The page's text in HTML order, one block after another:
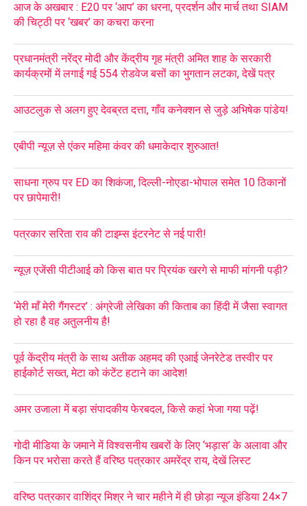
आज के अखबार : E20 पर ‘आप’ का धरना, प्रदर्शन और मार्च तथा SIAM
की चिट्ठी पर ‘खबर’ का कचरा करना
प्रधानमंत्री नरेंद्र मोदी और केंद्रीय गृह मंत्री अमित शाह के सरकारी
कार्यक्रमों में लगाई गई 554 रोडवेज बसों का भुगतान लटका, देखें पत्र
आउटलुक से अलग हुए देवब्रत दत्ता, गाँव कनेक्शन से जुड़े अभिषेक पांडेय!
एबीपी न्यूज़ से एंकर महिमा कंवर की धमाकेदार शुरुआत!
साधना ग्रुप पर ED का शिकंजा, दिल्ली-नोएडा-भोपाल समेत 10 ठिकानों
पर छापेमारी!
पत्रकार सरिता राव की टाइम्स इंटरनेट से नई पारी!
न्यूज़ एजेंसी पीटीआई को किस बात पर प्रियंक खरगे से माफी मांगनी पड़ी?
‘मेरी माँ मेरी गैंगस्टर’ : अंग्रेजी लेखिका की किताब का हिंदी में जैसा स्वागत
हो रहा है वह अतुलनीय है!
पूर्व केंद्रीय मंत्री के साथ अतीक अहमद की एआई जेनरेटेड तस्वीर पर
हाईकोर्ट सख्त, मेटा को कंटेंट हटाने का आदेश!
अमर उजाला में बड़ा संपादकीय फेरबदल, किसे कहां भेजा गया पढ़ें!
गोदी मीडिया के जमाने में विश्वसनीय खबरों के लिए ‘भड़ास’ के अलावा और
किन पर भरोसा करते हैं वरिष्ठ पत्रकार अमरेंद्र राय, देखें लिस्ट
वरिष्ठ पत्रकार वाशिंद्र मिश्र ने चार महीने में ही छोड़ा न्यूज इंडिया 24×7